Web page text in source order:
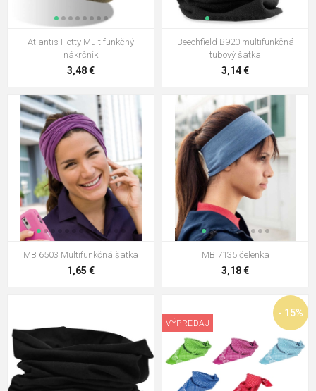
Atlantis Hotty Multifunkčný
nákrčník
3,48 €
Beechfield B920 multifunkčná
tubový šatka
3,14 €
MB 6503 Multifunkčná šatka
1,65 €
MB 7135 čelenka
3,18 €
- 15%
VÝPREDAJ